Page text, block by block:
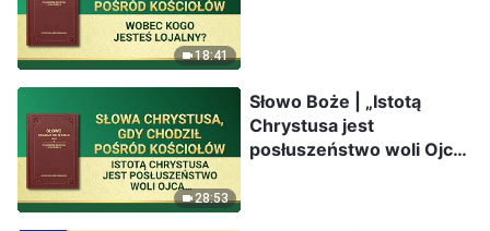
18:41
28:53
Słowo Boże | „Istotą
Chrystusa jest
posłuszeństwo woli Ojca